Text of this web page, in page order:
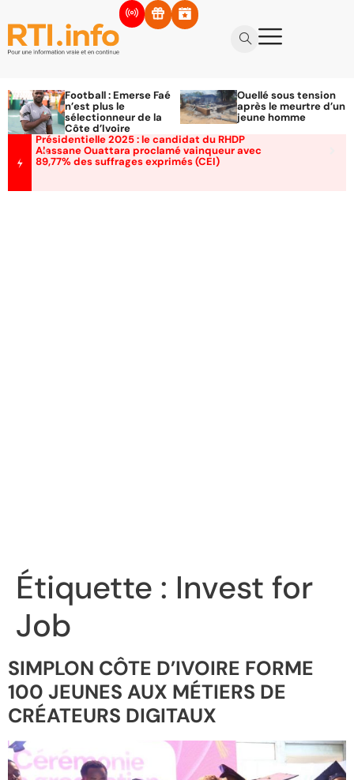
Football : Emerse Faé
n’est plus le
sélectionneur de la
Côte d’Ivoire
Ouellé sous tension
après le meurtre d’un
jeune homme
Présidentielle 2025 : le candidat du RHDP
Alassane Ouattara proclamé vainqueur avec
89,77% des suffrages exprimés (CEI)
Étiquette : Invest for
Job
SIMPLON CÔTE D’IVOIRE FORME
100 JEUNES AUX MÉTIERS DE
CRÉATEURS DIGITAUX